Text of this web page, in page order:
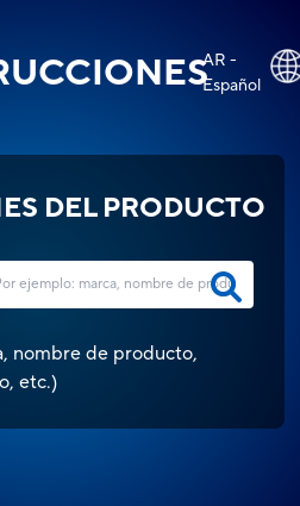
AR -
Español
DEL PRODUCTO
nombre de producto,
etc.)